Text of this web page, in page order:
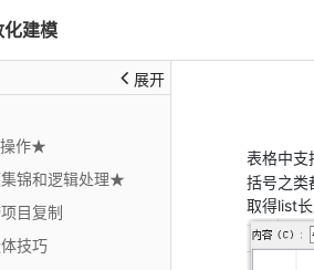
建模
展开
作★
锦和逻辑处理★
目复制
技巧
表格中支
括号之类
取得list